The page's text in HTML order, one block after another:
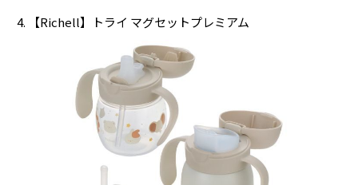
4. 【Richell】トライ マグセットプレミアム